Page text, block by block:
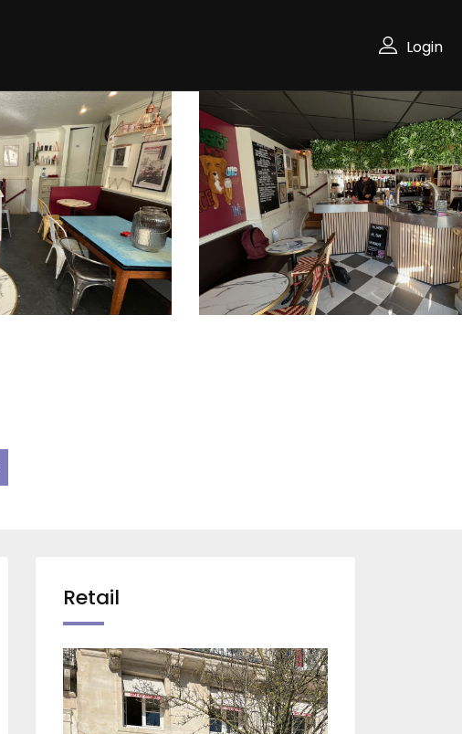
Login
Retail